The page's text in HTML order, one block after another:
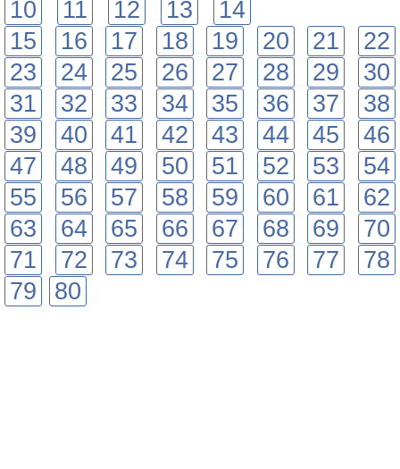
10
11 12 13
14
15
16 17 18 19 20 21
22
23
24 25 26 27 28 29
30
31
32 33 34 35 36 37
38
39
40 41 42 43 44 45
46
47
48 49 50 51 52 53
54
55
56 57 58 59 60 61
62
63
64 65 66 67 68 69
70
71
72 73 74 75 76 77
78
79
80